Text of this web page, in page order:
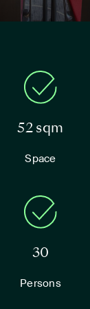
52 sqm
Space
30
Persons